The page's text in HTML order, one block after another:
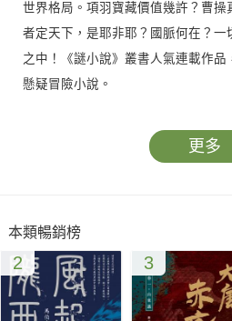
世界格局。項羽寶藏價值幾許？曹操
者定天下，是耶非耶？國脈何在？一
之中！《謎小說》叢書人氣連載作
懸疑冒險小說。
更多
本類暢銷榜
2 3